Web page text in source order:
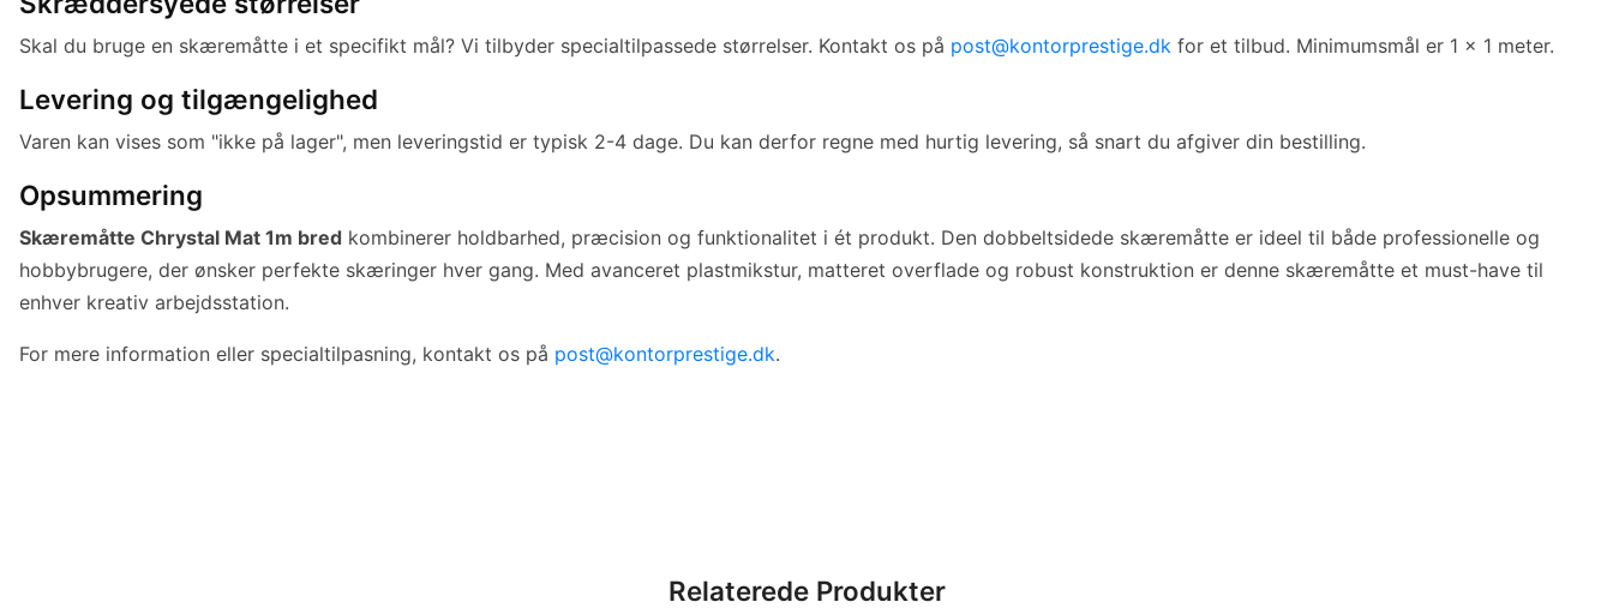
Skal du bruge en skæremåtte i et specifikt mål? Vi tilbyder specialtilpassede størrelser. Kontakt os på post@kontorprestige.dk for et tilbud. Minimumsmål er 1 x 1 meter.
Levering og tilgængelighed
Varen kan vises som "ikke på lager", men leveringstid er typisk 2-4 dage. Du kan derfor regne med hurtig levering, så snart du afgiver din bestilling.
Opsummering
Skæremåtte Chrystal Mat 1m bred kombinerer holdbarhed, præcision og funktionalitet i ét produkt. Den dobbeltsidede skæremåtte er ideel til både professionelle og
hobbybrugere, der ønsker perfekte skæringer hver gang. Med avanceret plastmikstur, matteret overflade og robust konstruktion er denne skæremåtte et must-have til
enhver kreativ arbejdsstation.
For mere information eller specialtilpasning, kontakt os på post@kontorprestige.dk.
Relaterede Produkter